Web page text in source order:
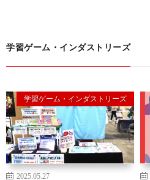
学習ゲーム・インダストリーズ
学習ゲーム・インダストリーズ
2025.05.27